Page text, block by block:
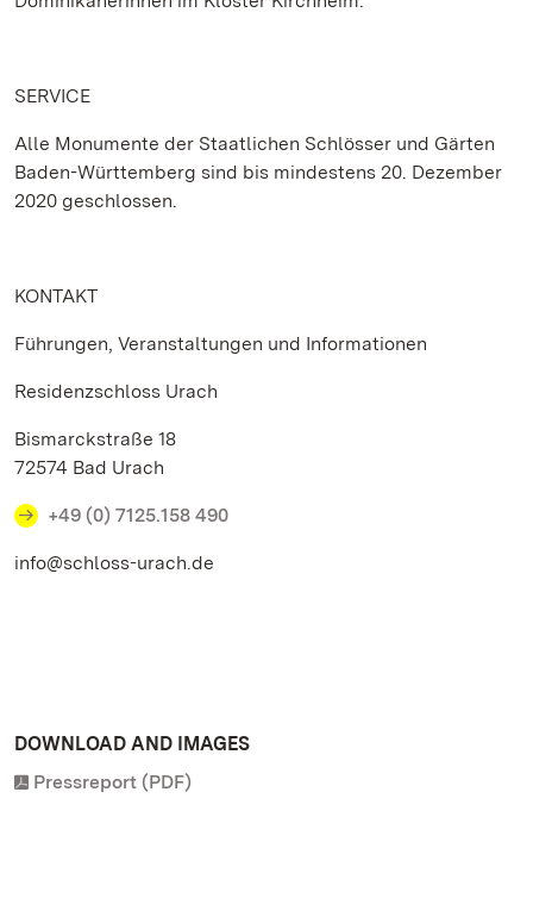
SERVICE
Alle Monumente der Staatlichen Schlösser und Gärten
Baden-Württemberg sind bis mindestens 20. Dezember
2020 geschlossen.
KONTAKT
Führungen, Veranstaltungen und Informationen
Residenzschloss Urach
Bismarckstraße 18
72574 Bad Urach
+49 (0) 7125.158 490
info@schloss-urach.de
DOWNLOAD AND IMAGES
Pressreport (PDF)